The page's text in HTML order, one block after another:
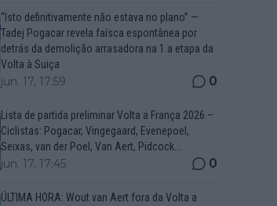
“Isto definitivamente não estava no plano” —
Tadej Pogacar revela faísca espontânea por
detrás da demolição arrasadora na 1.a etapa da
Volta à Suiça
jun. 17, 17:59 0
Lista de partida preliminar Volta a França 2026 –
Ciclistas: Pogacar, Vingegaard, Evenepoel,
Seixas, van der Poel, Van Aert, Pidcock...
jun. 17, 17:45 0
ÚLTIMA HORA: Wout van Aert fora da Volta a